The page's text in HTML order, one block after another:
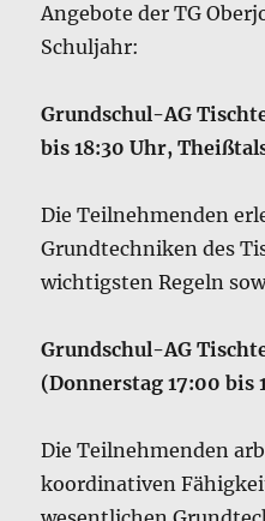
Angebote der TG
Schuljahr:
Grundschul-AG
bis 18:30 Uhr,
Die Teilnehmenden
Grundtechniken des
wichtigsten Regeln
Grundschul-AG
(Donnerstag 17:00 bis
Die Teilnehmenden
koordinativen